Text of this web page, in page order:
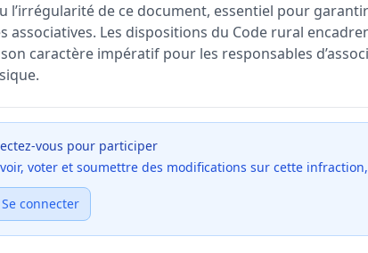
l’irrégularité de ce document, essentiel pour
associatives. Les dispositions du Code rural
caractère impératif pour les responsables
vous pour participer
voter et soumettre des modifications sur cette
Se connecter